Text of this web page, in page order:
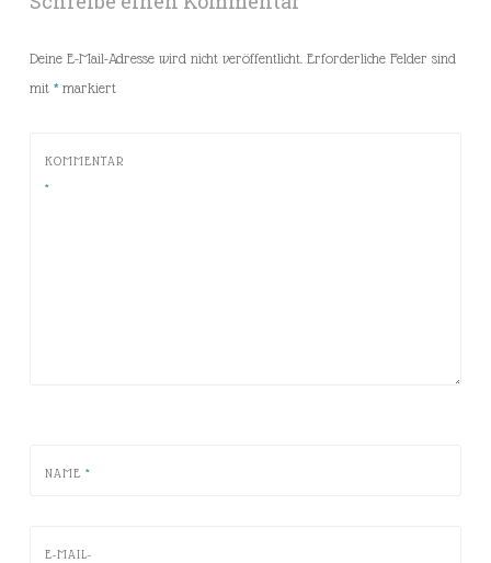
Deine E-Mail-Adresse wird nicht veröffentlicht. Erforderliche Felder sind
mit *markiert
KOMMENTAR
*
NAME *
E-MAIL-